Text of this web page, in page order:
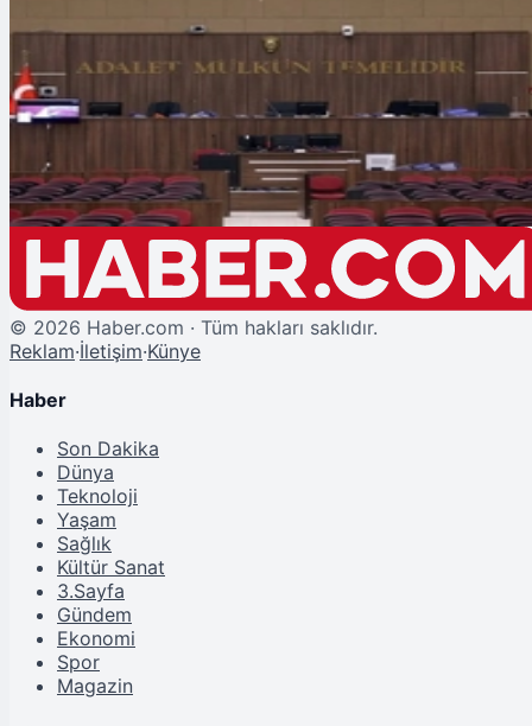
Yeni Yargı Paketiyle Ağır Cezalar Yolda
© 2026 Haber.com · Tüm hakları saklıdır.
Reklam·İletişim·Künye
Haber
Son Dakika
Dünya
Teknoloji
Yaşam
Sağlık
Kültür Sanat
3.Sayfa
Gündem
Ekonomi
Spor
Magazin